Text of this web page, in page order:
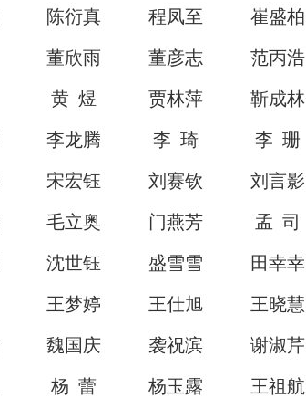
陈衍真 程凤至 崔盛柏
董欣雨 董彦志 范丙浩
黄 煜 贾林萍 靳成林
李龙腾 李 琦 李 珊
宋宏钰 刘赛钦 刘言影
毛立奥 门燕芳 孟 司
沈世钰 盛雪雪 田幸幸
王梦婷 王仕旭 王晓慧
魏国庆 袭祝滨 谢淑芹
杨 蕾 杨玉露 王祖航